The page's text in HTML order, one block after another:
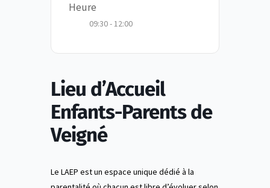
Heure
09:30 - 12:00
Lieu d’Accueil
Enfants-Parents de
Veigné
Le LAEP est un espace unique dédié à la